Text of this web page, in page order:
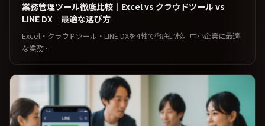
業務管理ツール徹底比較｜Excel vs クラウドツール vs
LINE DX｜最適な選び方
Excel・クラウドツール・LINE DXを4軸で徹底比較。中小企業に最適
な業務…